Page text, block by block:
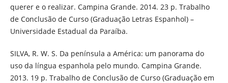
querer e o realizar. Campina Grande. 2014. 23 p. Trabalho
de Conclusão de Curso (Graduação Letras Espanhol) –
Universidade Estadual da Paraíba.
SILVA, R. W. S. Da península a América: um panorama do
uso da língua espanhola pelo mundo. Campina Grande.
2013. 19 p. Trabalho de Conclusão de Curso (Graduação em